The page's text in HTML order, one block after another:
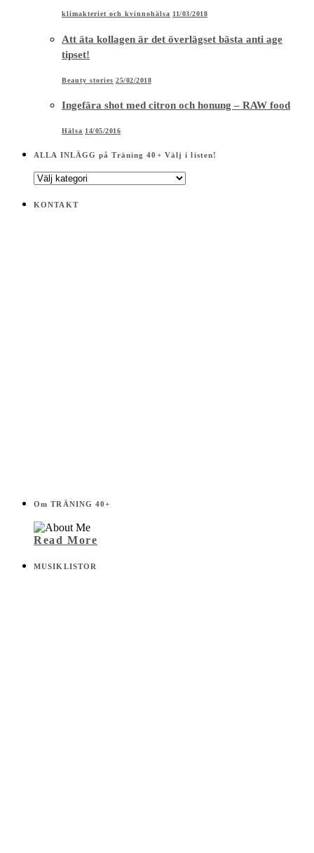
klimakteriet och kvinnohälsa 11/03/2018
Att äta kollagen är det överlägset bästa anti age
tipset!
Beauty stories 25/02/2018
Ingefära shot med citron och honung – RAW food
Hälsa 14/05/2016
ALLA INLÄGG på Träning 40+ Välj i listen!
ALLA
på
KONTAKT
Om TRÄNING 40+
Read More
MUSIKLISTOR